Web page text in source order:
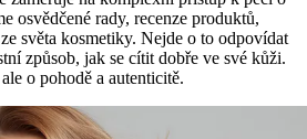
osvědčené rady, recenze produktů,
světa kosmetiky. Nejde o to odpovídat
způsob, jak se cítit dobře ve své kůži.
o pohodě a autenticitě.